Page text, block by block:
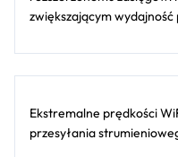
zwiększającym
Ekstremalne prędkości
przesyłania